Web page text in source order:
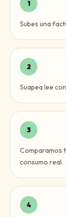
1
Subes una
2
Suapea lee
3
Comparamos
consumo real.
4